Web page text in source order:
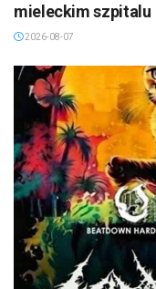
mieleckim szpitalu
2026-08-07